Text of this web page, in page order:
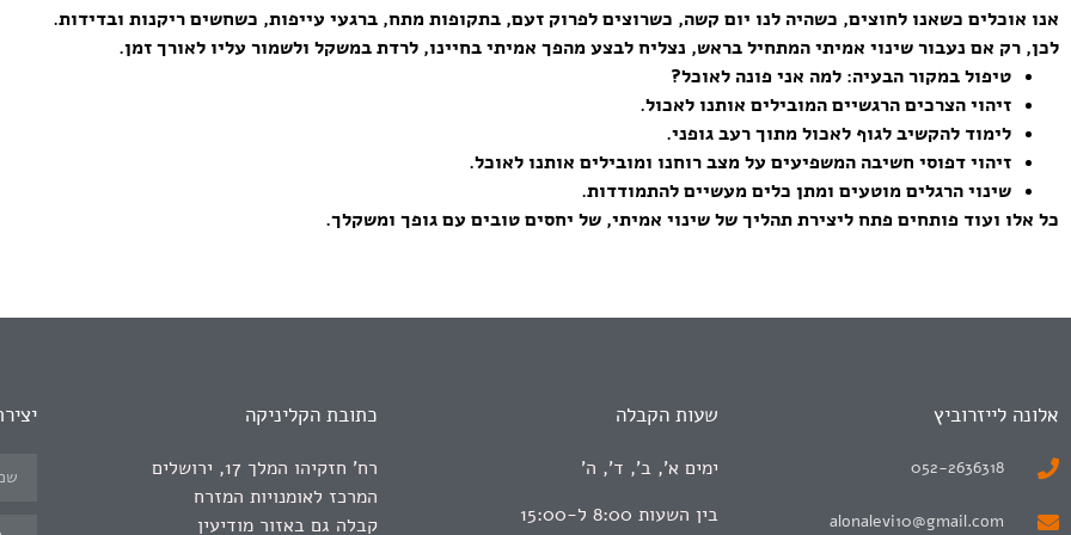
אנו אוכלים כשאנו לחוצים, כשהיה לנו יום קשה, כשרוצים לפרוק זעם, בתקופות מתח, ברגעי עייפות, כשחשים ריקנות ובדידות.
לכן, רק אם נעבור שינוי אמיתי המתחיל בראש, נצליח לבצע מהפך אמיתי בחיינו, לרדת במשקל ולשמור עליו לאורך זמן.
טיפול במקור הבעיה: למה אני פונה לאוכל?
זיהוי הצרכים הרגשיים המובילים אותנו לאכול.
לימוד להקשיב לגוף לאכול מתוך רעב גופני.
זיהוי דפוסי חשיבה המשפיעים על מצב רוחנו ומובילים אותנו לאוכל.
שינוי הרגלים מוטעים ומתן כלים מעשיים להתמודדות.
כל אלו ועוד פותחים פתח ליצירת תהליך של שינוי אמיתי, של יחסים טובים עם גופך ומשקלך.
אלונה לייזרוביץ
052-2636318
alonalevi10@gmail.com
שעות הקבלה
ימים א', ב', ד', ה'
בין השעות 8:00 ל-15:00
כתובת הקליניקה
רח' חזקיהו המלך 17, ירושלים
המרכז לאומנויות המזרח
קבלה גם באזור מודיעין